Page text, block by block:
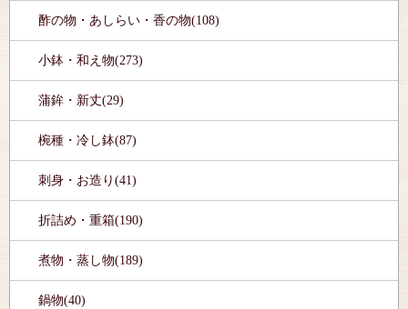
酢の物・あしらい・香の物(108)
小鉢・和え物(273)
蒲鉾・新丈(29)
椀種・冷し鉢(87)
刺身・お造り(41)
折詰め・重箱(190)
煮物・蒸し物(189)
鍋物(40)